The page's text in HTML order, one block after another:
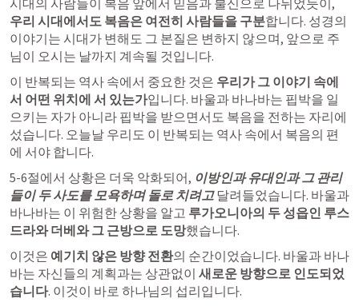
우리 시대에서도 복음은 여전히 사람들을 구분합니다. 성경의
이야기는 시대가 변해도 그 본질은 변하지 않으며, 앞으로 주
님이 오시는 날까지 계속될 것입니다.
이 반복되는 역사 속에서 중요한 것은 우리가 그 이야기 속에
서 어떤 위치에 서 있는가입니다. 바울과 바나바는 핍박을 일
으키는 자가 아니라 핍박을 받으면서도 복음을 전하는 자리에
섰습니다. 오늘날 우리도 이 반복되는 역사 속에서 복음의 편
에 서야 합니다.
5-6절에서 상황은 더욱 악화되어, 이방인과 유대인과 그 관리
들이 두 사도를 모욕하며 돌로 치려고 달려들었습니다. 바울과
바나바는 이 위험한 상황을 알고 루가오니아의 두 성읍인 루스
드라와 더베와 그 근방으로 도망했습니다.
이것은 예기치 않은 방향 전환의 순간이었습니다. 바울과 바나
바는 자신들의 계획과는 상관없이 새로운 방향으로 인도되었
습니다. 이것이 바로 하나님의 섭리입니다.